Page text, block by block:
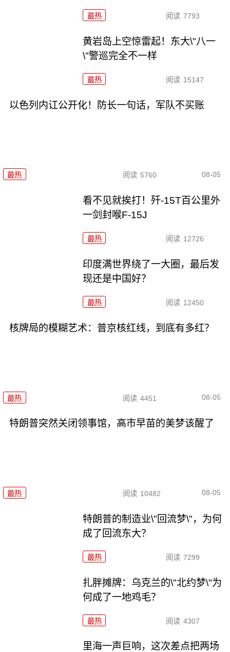
最热 阅读 7793
黄岩岛上空惊雷起！东大\"八一
\"警巡完全不一样
最热 阅读 15147
以色列内讧公开化！防长一句话，军队不买账
最热 阅读 5760 08-05
看不见就挨打！歼-15T百公里外
一剑封喉F-15J
最热 阅读 12726
印度满世界绕了一大圈，最后发
现还是中国好？
最热 阅读 12450
核牌局的模糊艺术：普京核红线，到底有多红？
最热 阅读 4451 08-05
特朗普突然关闭领事馆，高市早苗的美梦该醒了
最热 阅读 10482 08-05
特朗普的制造业\"回流梦\"，为何
成了回流东大？
最热 阅读 7299
扎胖摊牌：乌克兰的\"北约梦\"为
何成了一地鸡毛？
最热 阅读 4307
里海一声巨响，这次差点把两场